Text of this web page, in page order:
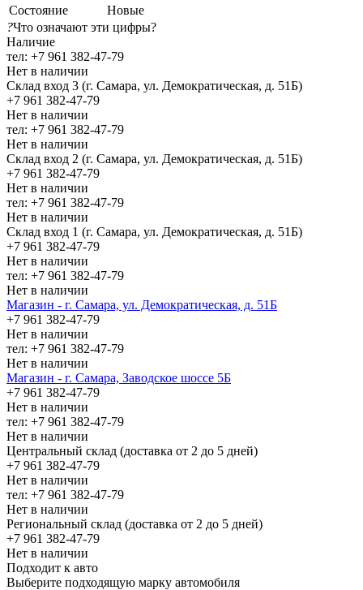
Состояние
Новые
?Что означают эти цифры?
Наличие
тел: +7 961 382-47-79
Нет в наличии
Склад вход 3 (г. Самара, ул. Демократическая, д. 51Б)
+7 961 382-47-79
Нет в наличии
тел: +7 961 382-47-79
Нет в наличии
Склад вход 2 (г. Самара, ул. Демократическая, д. 51Б)
+7 961 382-47-79
Нет в наличии
тел: +7 961 382-47-79
Нет в наличии
Склад вход 1 (г. Самара, ул. Демократическая, д. 51Б)
+7 961 382-47-79
Нет в наличии
тел: +7 961 382-47-79
Нет в наличии
Магазин - г. Самара, ул. Демократическая, д. 51Б
+7 961 382-47-79
Нет в наличии
тел: +7 961 382-47-79
Нет в наличии
Магазин - г. Самара, Заводское шоссе 5Б
+7 961 382-47-79
Нет в наличии
тел: +7 961 382-47-79
Нет в наличии
Центральный склад (доставка от 2 до 5 дней)
+7 961 382-47-79
Нет в наличии
тел: +7 961 382-47-79
Нет в наличии
Региональный склад (доставка от 2 до 5 дней)
+7 961 382-47-79
Нет в наличии
Подходит к авто
Выберите подходящую марку автомобиля